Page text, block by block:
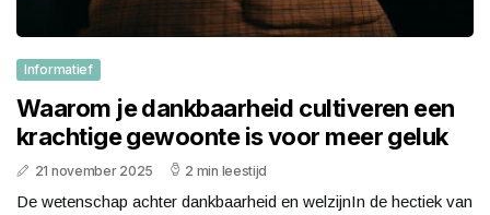
Informatief
Waarom je dankbaarheid cultiveren een
krachtige gewoonte is voor meer geluk
21 november 2025 2 min leestijd
De wetenschap achter dankbaarheid en welzijnIn de hectiek van